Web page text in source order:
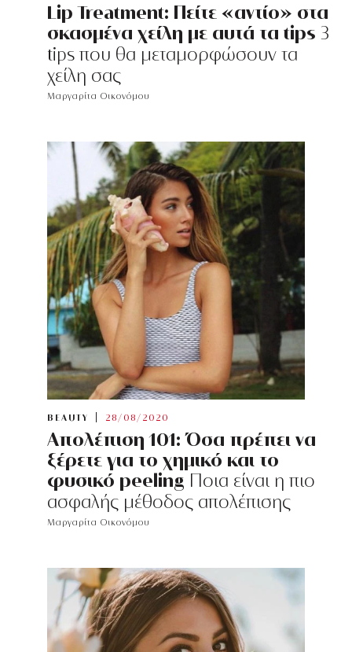
Lip Treatment: Πείτε «αντίο» στα
σκασμένα χείλη με αυτά τα tips 3
tips που θα μεταμορφώσουν τα
χείλη σας
Μαργαρίτα Οικονόμου
BEAUTY 28/08/2020
Απολέπιση 101: Όσα πρέπει να
ξέρετε για το χημικό και το
φυσικό peeling Ποια είναι η πιο
ασφαλής μέθοδος απολέπισης
Μαργαρίτα Οικονόμου